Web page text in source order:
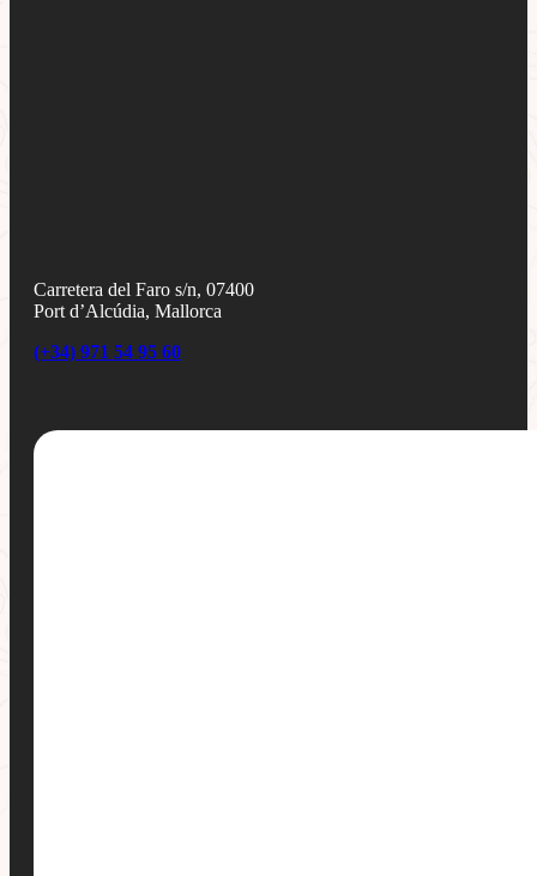
Carretera del Faro s/n, 07400
Port d’Alcúdia, Mallorca
(+34) 971 54 95 60